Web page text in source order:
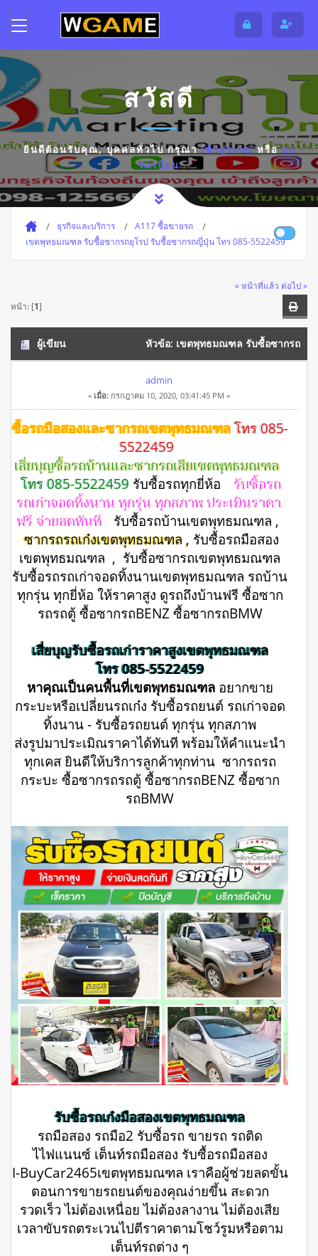
สวัสดี
ยินดีต้อนรับคุณ,บุคคลทั่วไปกรุณาเข้าสู่ระบบหรือลง
ทะเบียน
ธุรกิจและบริการ
A117 ซื้อขายรถ
เขตพุทธมณฑล รับซื้อซากรถยุโรป รับซื้อซากรถญี่ปุ่น โทร 085-5522459
« หน้าที่แล้ว ต่อไป »
หน้า: [1]
ผู้เขียน หัวข้อ: เขตพุทธมณฑล รับซื้อซากรถ
ยุโรป รับซื้อซากรถญี่ปุ่น โทร 085-5522459 (อ่าน 20464 ครั้ง)
admin
« เมื่อ: กรกฎาคม 10, 2020, 03:41:45 PM »
ซื้อรถมือสองและซากรถเขตพุทธมณฑล โทร 085-
5522459
เสี่ยบุญซื้อรถบ้านและซากรถเสียเขตพุทธมณฑล
โทร 085-5522459 รับซื้อรถทุกยี่ห้อ
รับซื้อรถ
รถเก่าจอดทิ้งนาน ทุกรุ่น ทุกสภาพ ประเมินราคา
ฟรี จ่ายสดทันที
รับซื้อรถบ้านเขตพุทธมณฑล ,
ซากรถรถเก๋งเขตพุทธมณฑล , รับซื้อรถมือสอง
เขตพุทธมณฑล , รับซื้อซากรถเขตพุทธมณฑล
รับซื้อรถรถเก่าจอดทิ้งนานเขตพุทธมณฑล รถบ้าน
ทุกรุ่น ทุกยี่ห้อ ให้ราคาสูง ดูรถถึงบ้านฟรี ซื้อซาก
รถรถตู้ ซื้อซากรถBENZ ซื้อซากรถBMW
เสี่ยบุญรับซื้อรถเก่าราคาสูงเขตพุทธมณฑล
โทร 085-5522459
หาคุณเป็นคนพื้นที่เขตพุทธมณฑล อยากขาย
กระบะหรือเปลี่ยนรถเก๋ง รับซื้อรถยนต์ รถเก่าจอด
ทิ้งนาน - รับซื้อรถยนต์ ทุกรุ่น ทุกสภาพ
ส่งรูปมาประเมิณราคาได้ทันที พร้อมให้คำแนะนำ
ทุกเคส ยินดีให้บริการลูกค้าทุกท่าน ซากรถรถ
กระบะ ซื้อซากรถรถตู้ ซื้อซากรถBENZ ซื้อซาก
รถBMW
รับซื้อรถเก๋งมือสองเขตพุทธมณฑล
รถมือสอง รถมือ2 รับซื้อรถ ขายรถ รถติด
ไไฟแนนซ์ เต็นท์รถมือสอง รับซื้อรถมือสอง
I-BuyCar2465เขตพุทธมณฑล เราคือผู้ช่วยลดขั้น
ตอนการขายรถยนต์ของคุณง่ายขึ้น สะดวก
รวดเร็ว ไม่ต้องเหนื่อย ไม่ต้องลางาน ไม่ต้องเสีย
เวลาขับรถตระเวนไปตีราคาตามโชว์รูมหรือตาม
เต็นท์รถต่าง ๆ